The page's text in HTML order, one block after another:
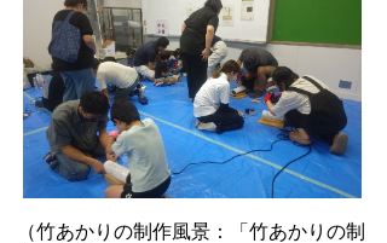
（竹あかりの制作風景：「竹あかりの制